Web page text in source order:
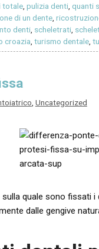
totale ,pulizia denti ,quanti
di un dente ,
denti scheletrati
croazia ,turismo dentale ,
Uncategorized
quale sono fissati
dalle gengive